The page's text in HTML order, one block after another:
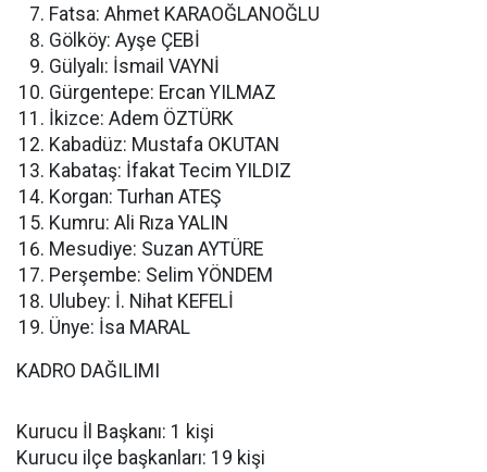
Fatsa: Ahmet KARAOĞLANOĞLU
Gölköy: Ayşe ÇEBİ
Gülyalı: İsmail VAYNİ
Gürgentepe: Ercan YILMAZ
İkizce: Adem ÖZTÜRK
Kabadüz: Mustafa OKUTAN
Kabataş: İfakat Tecim YILDIZ
Korgan: Turhan ATEŞ
Kumru: Ali Rıza YALIN
Mesudiye: Suzan AYTÜRE
Perşembe: Selim YÖNDEM
Ulubey: İ. Nihat KEFELİ
Ünye: İsa MARAL
KADRO DAĞILIMI
Kurucu İl Başkanı: 1 kişi
Kurucu ilçe başkanları: 19 kişi